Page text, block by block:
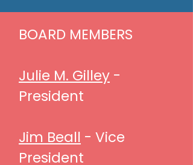
BOARD MEMBERS
Julie M. Gilley -
President
Jim Beall - Vice
President